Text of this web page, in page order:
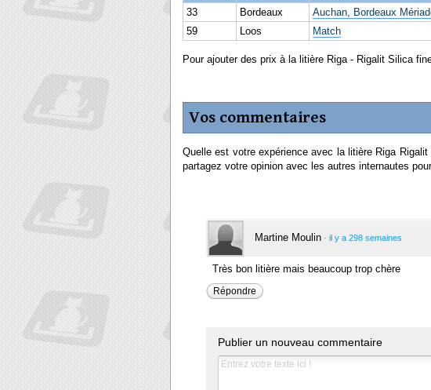
33 Bordeaux Auchan, Bordeaux
59
Loos Match
Pour ajouter des prix à la litière Riga - Rigalit Silica
Vos commentaires
Quelle est votre expérience avec la litière Riga
partagez votre opinion avec les autres internautes
Martine Moulin · il y a 298 semaines
Très bon litière mais beaucoup trop chère
Répondre
Publier un nouveau commentaire